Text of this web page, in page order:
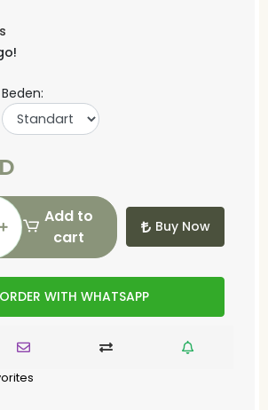
Beden:
Add to
cart
Buy Now
ORDER WITH WHATSAPP